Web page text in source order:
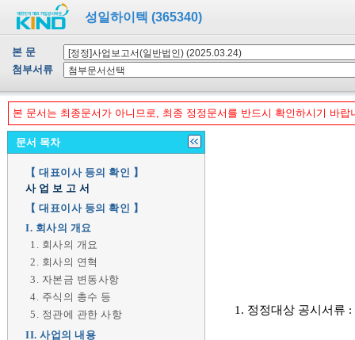
성일하이텍 (365340)
본 문
첨부서류
본 문서는 최종문서가 아니므로, 최종 정정문서를 반드시 확인하시기 바랍
문서 목차